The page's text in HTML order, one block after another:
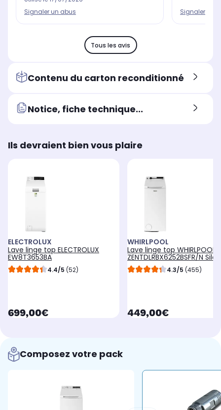
Signaler un abus
Signaler un
Tous les avis
Contenu du carton reconditionné
Notice, fiche technique...
Ils devraient bien vous plaire
ELECTROLUX
Lave linge top ELECTROLUX
EW8T3653BA
4.4/5 (52)
currentPrice
699,00€
WHIRLPOOL
Lave linge top WHIRLPOOL
ZENTDLRBX6252BSFR/N
4.3/5 (455)
currentPrice
449,00€
Composez votre pack